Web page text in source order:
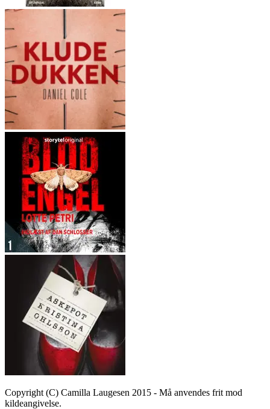
Copyright (C) Camilla Laugesen 2015 - Må anvendes frit mod
kildeangivelse.